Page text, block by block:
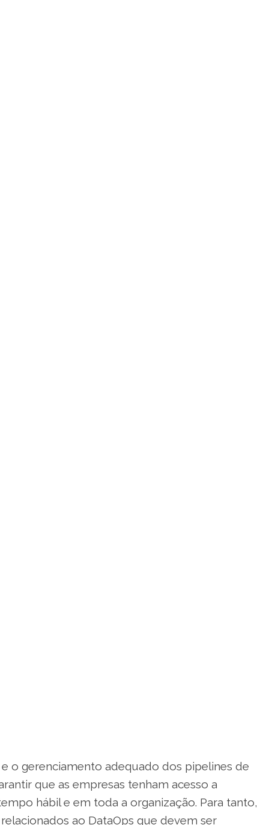
o gerenciamento adequado dos pipelines de
que as empresas tenham acesso a
hábil e em toda a organização. Para tanto,
ao DataOps que devem ser